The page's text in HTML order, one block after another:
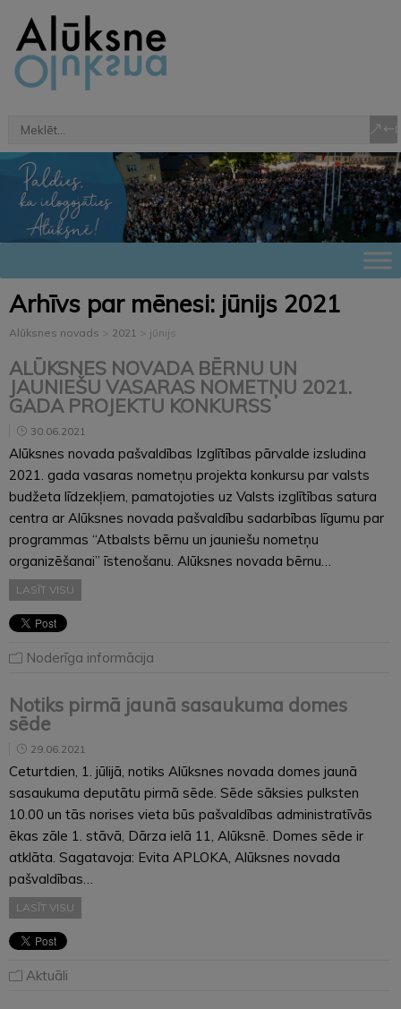
Arhīvs par mēnesi: jūnijs 2021
Alūksnes novads > 2021 > jūnijs
ALŪKSNES NOVADA BĒRNU UN
JAUNIEŠU VASARAS NOMETŅU 2021.
GADA PROJEKTU KONKURSS
30.06.2021
Alūksnes novada pašvaldības Izglītības pārvalde izsludina
2021. gada vasaras nometņu projekta konkursu par valsts
budžeta līdzekļiem, pamatojoties uz Valsts izglītības satura
centra ar Alūksnes novada pašvaldību sadarbības līgumu par
programmas “Atbalsts bērnu un jauniešu nometņu
organizēšanai” īstenošanu. Alūksnes novada bērnu…
LASĪT VISU
Noderīga informācija
Notiks pirmā jaunā sasaukuma domes
sēde
29.06.2021
Ceturtdien, 1. jūlijā, notiks Alūksnes novada domes jaunā
sasaukuma deputātu pirmā sēde. Sēde sāksies pulksten
10.00 un tās norises vieta būs pašvaldības administratīvās
ēkas zāle 1. stāvā, Dārza ielā 11, Alūksnē. Domes sēde ir
atklāta. Sagatavoja: Evita APLOKA, Alūksnes novada
pašvaldības…
LASĪT VISU
Aktuāli